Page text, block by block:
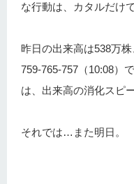
な行動は、カタルだけ
昨日の出来高は538万
759-765-757（10:08）
は、出来高の消化スピ
それでは…また明日。